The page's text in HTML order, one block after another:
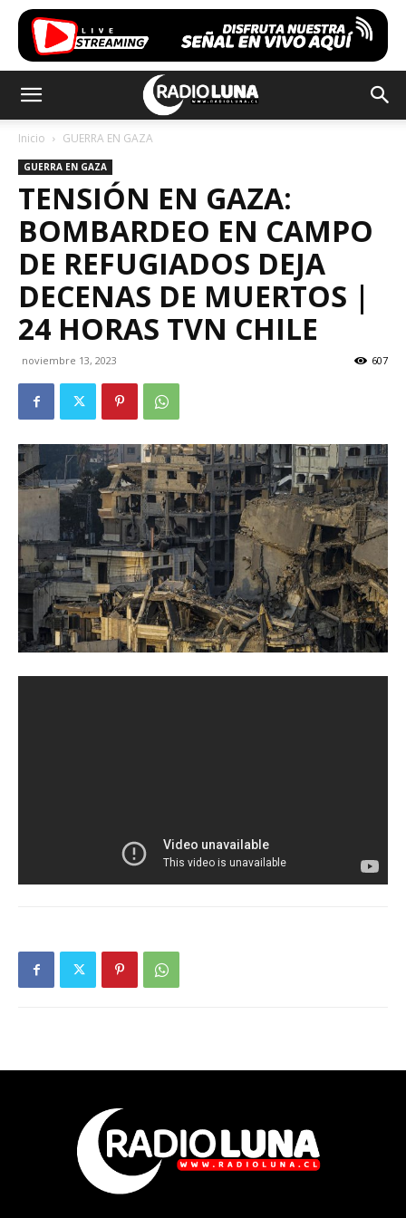
Inicio GUERRA EN GAZA
GUERRA EN GAZA
TENSIÓN EN GAZA:
BOMBARDEO EN CAMPO
DE REFUGIADOS DEJA
DECENAS DE MUERTOS |
24 HORAS TVN CHILE
noviembre 13, 2023 607